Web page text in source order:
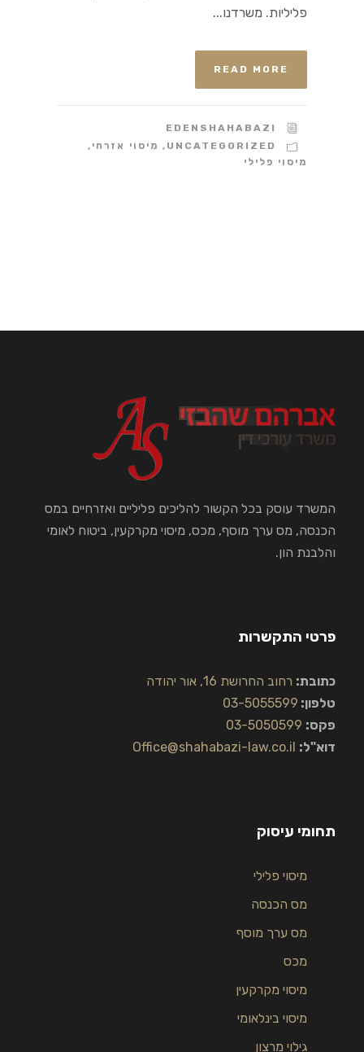
פליליות. משרדנו...
READ MORE
EDENSHAHABAZI
UNCATEGORIZED
, מיסוי אזרחי ,
מיסוי פלילי
המשרד עוסק בכל הקשור להליכים פליליים ואזרחיים במס
הכנסה, מס ערך מוסף, מכס, מיסוי מקרקעין, ביטוח לאומי
והלבנת הון.
פרטי התקשרות
כתובת: רחוב החרושת 16, אור יהודה
טלפון: 03-5055599
פקס: 03-5050599
דוא"ל: Office@shahabazi-law.co.il
תחומי עיסוק
מיסוי פלילי
מס הכנסה
מס ערך מוסף
מכס
מיסוי מקרקעין
מיסוי בינלאומי
גילוי מרצון